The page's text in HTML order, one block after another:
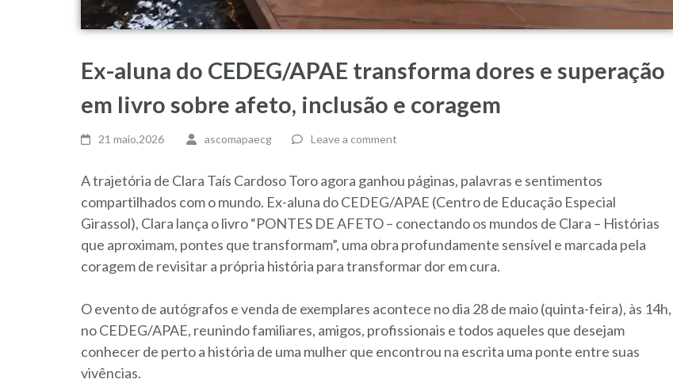
Ex-aluna do CEDEG/APAE transforma dores e superação
em livro sobre afeto, inclusão e coragem
21 maio,2026 ascomapaecg Leave a comment
A trajetória de Clara Taís Cardoso Toro agora ganhou páginas, palavras e sentimentos
compartilhados com o mundo. Ex-aluna do CEDEG/APAE (Centro de Educação Especial
Girassol), Clara lança o livro “PONTES DE AFETO – conectando os mundos de Clara – Histórias
que aproximam, pontes que transformam”, uma obra profundamente sensível e marcada pela
coragem de revisitar a própria história para transformar dor em cura.
O evento de autógrafos e venda de exemplares acontece no dia 28 de maio (quinta-feira), às 14h,
no CEDEG/APAE, reunindo familiares, amigos, profissionais e todos aqueles que desejam
conhecer de perto a história de uma mulher que encontrou na escrita uma ponte entre suas
vivências.